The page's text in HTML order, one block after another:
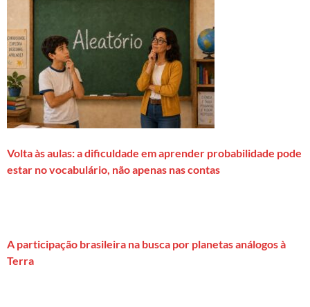
Volta às aulas: a dificuldade em aprender probabilidade pode
estar no vocabulário, não apenas nas contas
A participação brasileira na busca por planetas análogos à
Terra